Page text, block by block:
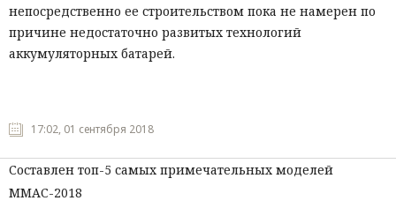
непосредственно ее строительством пока не намерен по
причине недостаточно развитых технологий
аккумуляторных батарей.
17:02, 01 сентября 2018
Составлен топ-5 самых примечательных моделей
ММАС-2018